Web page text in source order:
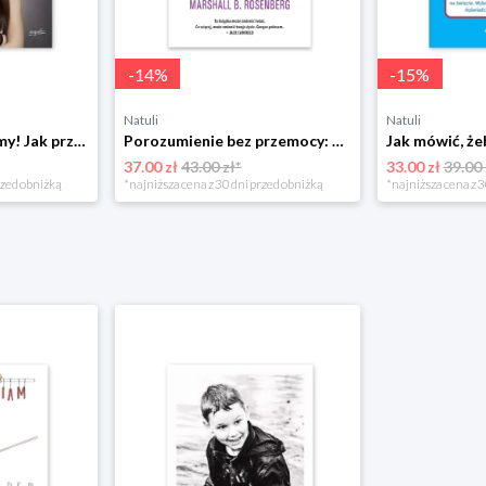
Już się nie rozumiemy! Jak przeżyć czas trzaskających drzwi Esprit
obniżką
-14%
Natuli
Porozumienie bez przemocy: o języku życia Czarna owca
37.00 zł43.00 zł*
*najniższa cena z 30 dni przed obniżką
-15%
Natuli
33.00 zł39.00
*najniższa cena z